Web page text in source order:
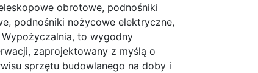
obrotowe, podnośniki
podnośniki nożycowe elektryczne,
to wygodny
zaprojektowany z myślą o
sprzętu budowlanego na doby i